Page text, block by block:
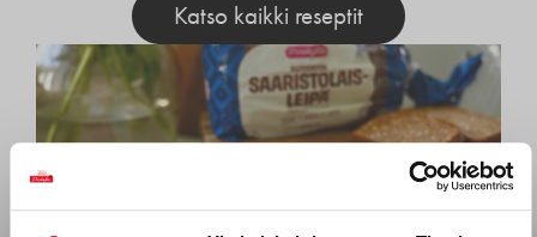
Katso kaikki reseptit